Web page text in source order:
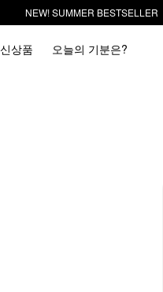
NEW! SUMMER BESTSELLER
신상품 오늘의 기분은?